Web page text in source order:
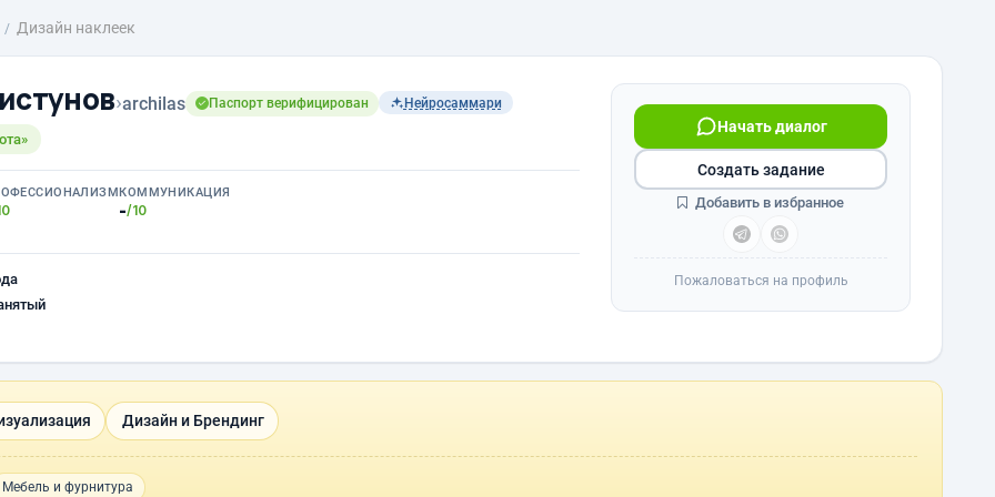
Дизайн наклеек
›archilas Паспорт верифицирован Нейросаммари
КОММУНИКАЦИЯ
-/10
Начать диалог
Создать задание
Добавить в избранное
Пожаловаться на профиль
Дизайн и Брендинг
Мебель и фурнитура